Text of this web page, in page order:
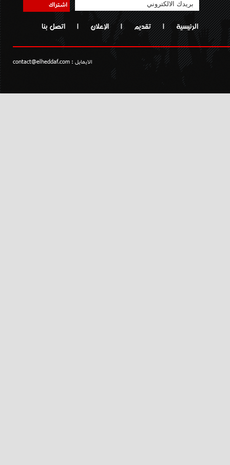
اشتراك
الرئيسية | تقديم | الإعلان | اتصل بنا
الايمايل : contact@elheddaf.com